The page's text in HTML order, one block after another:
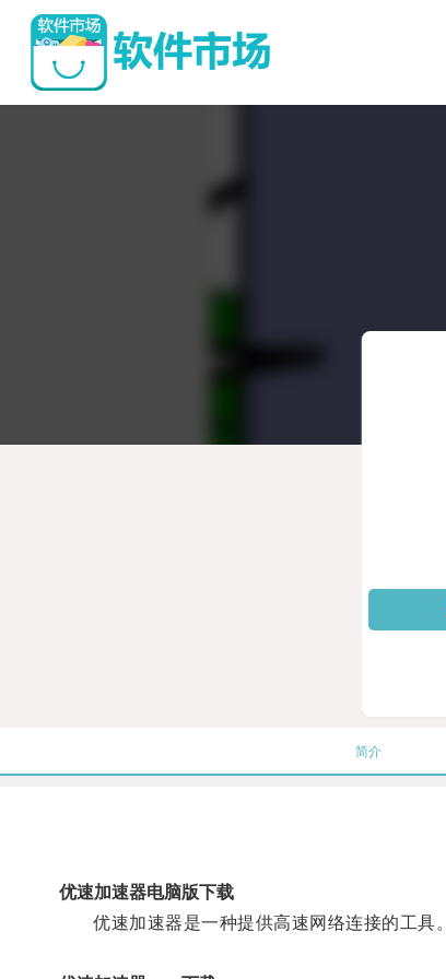
简介
优速加速器电脑版下载
优速加速器是一种提供高速网络连接的工具。